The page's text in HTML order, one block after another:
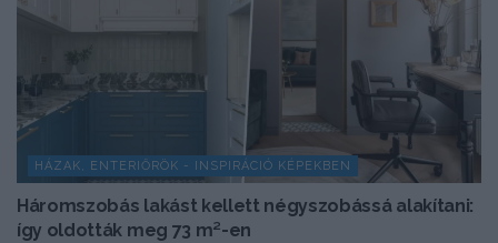
HÁZAK, ENTERIŐRÖK - INSPIRÁCIÓ KÉPEKBEN
Háromszobás lakást kellett négyszobássá alakítani:
így oldották meg 73 m²-en